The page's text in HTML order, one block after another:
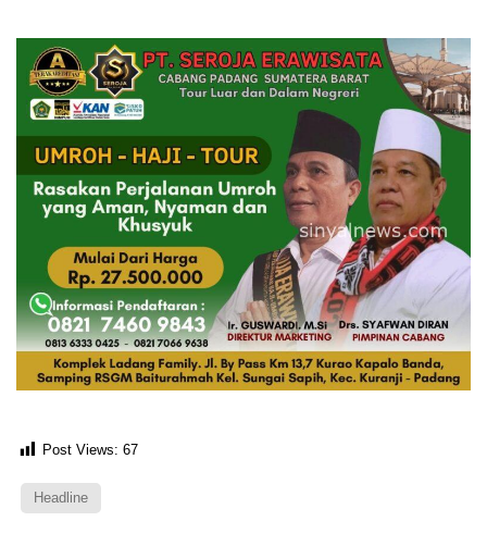
Post Views: 67
Headline